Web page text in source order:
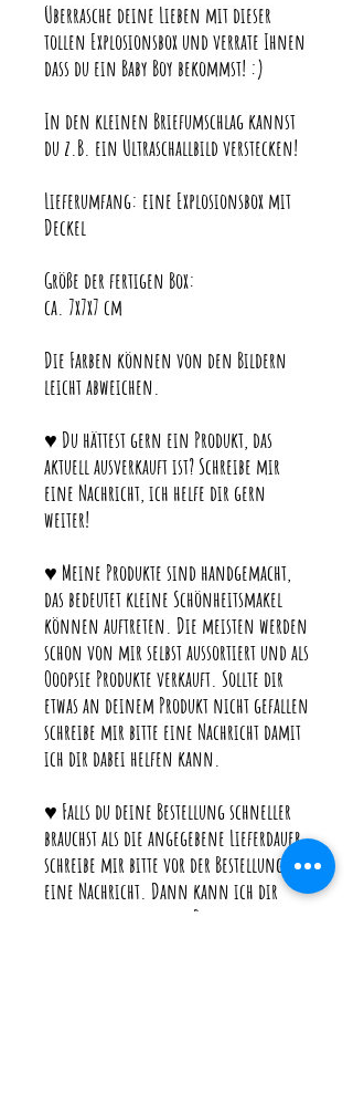
Überrasche deine Lieben mit dieser
tollen Explosionsbox und verrate Ihnen
dass du ein Baby Boy bekommst! :)
In den kleinen Briefumschlag kannst
du z.B. ein Ultraschallbild verstecken!
Lieferumfang: eine Explosionsbox mit
Deckel
Größe der fertigen Box:
ca. 7x7x7 cm
Die Farben können von den Bildern
leicht abweichen.
♥ Du hättest gern ein Produkt, das
aktuell ausverkauft ist? Schreibe mir
eine Nachricht, ich helfe dir gern
weiter!
♥ Meine Produkte sind handgemacht,
das bedeutet kleine Schönheitsmakel
können auftreten. Die meisten werden
schon von mir selbst aussortiert und als
Ooopsie Produkte verkauft. Sollte dir
etwas an deinem Produkt nicht gefallen
schreibe mir bitte eine Nachricht damit
ich dir dabei helfen kann.
♥ Falls du deine Bestellung schneller
brauchst als die angegebene Lieferdauer,
schreibe mir bitte vor der Bestellung
eine Nachricht. Dann kann ich dir
genau sagen wie viele Bestellungen